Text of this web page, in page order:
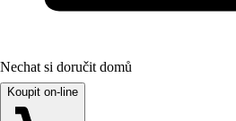
Nechat si doručit domů
Koupit on-line